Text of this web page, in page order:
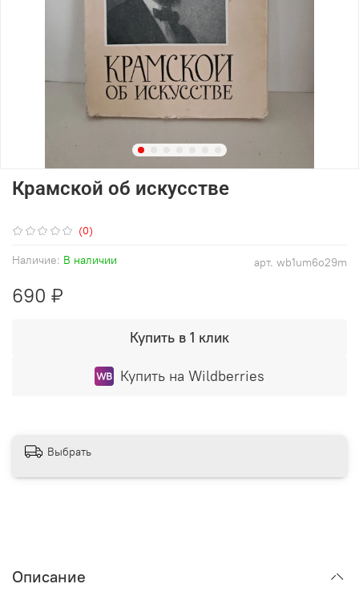
(0)
арт. wb1um6o29m
Наличие: В наличии
Крамской об искусстве
690 ₽
Купить в 1 клик
Купить на Wildberries
Выбрать
Описание